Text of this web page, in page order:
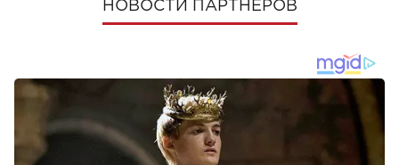
НОВОСТИ ПАРТНЕРОВ